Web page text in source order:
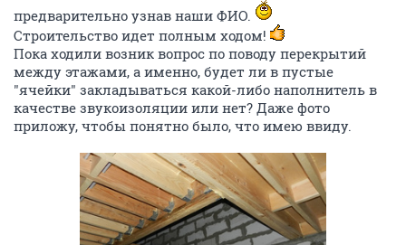
предварительно узнав наши ФИО.
Строительство идет полным ходом!
Пока ходили возник вопрос по поводу перекрытий
между этажами, а именно, будет ли в пустые
"ячейки" закладываться какой-либо наполнитель в
качестве звукоизоляции или нет? Даже фото
приложу, чтобы понятно было, что имею ввиду.